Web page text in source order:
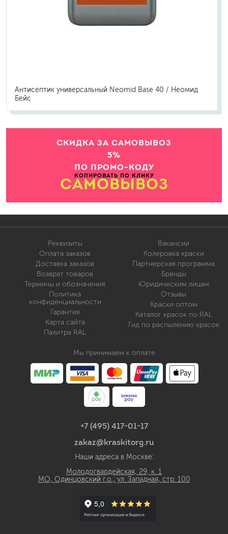
Антисептик универсальный Neomid Base 40 / Неомид
Бейс
СКИДКА ЗА САМОВЫВОЗ
5%
ПО ПРОМО-КОДУ
КОПИРОВАТЬ ПО КЛИКУ
САМОВЫВОЗ
Реквизиты
Оплата заказов
Доставка заказов
Возврат товаров
Термины и обозначения
Политика
конфиденциальности
Гарантия
Карта сайта
Палитра RAL
Вакансии
Колеровка краски
Партнерская программа
Бренды
Юридическим лицам
Отзывы
Краски оптом
Каталог красок по RAL
Гид по распылению красок
Мы принимаем к оплате
+7 (495) 417-01-17
zakaz@kraskitorg.ru
Наши адреса в Москве:
Молодогвардейская, 29, к. 1
МО, Одинцовский г.о., ул. Западная, стр. 100